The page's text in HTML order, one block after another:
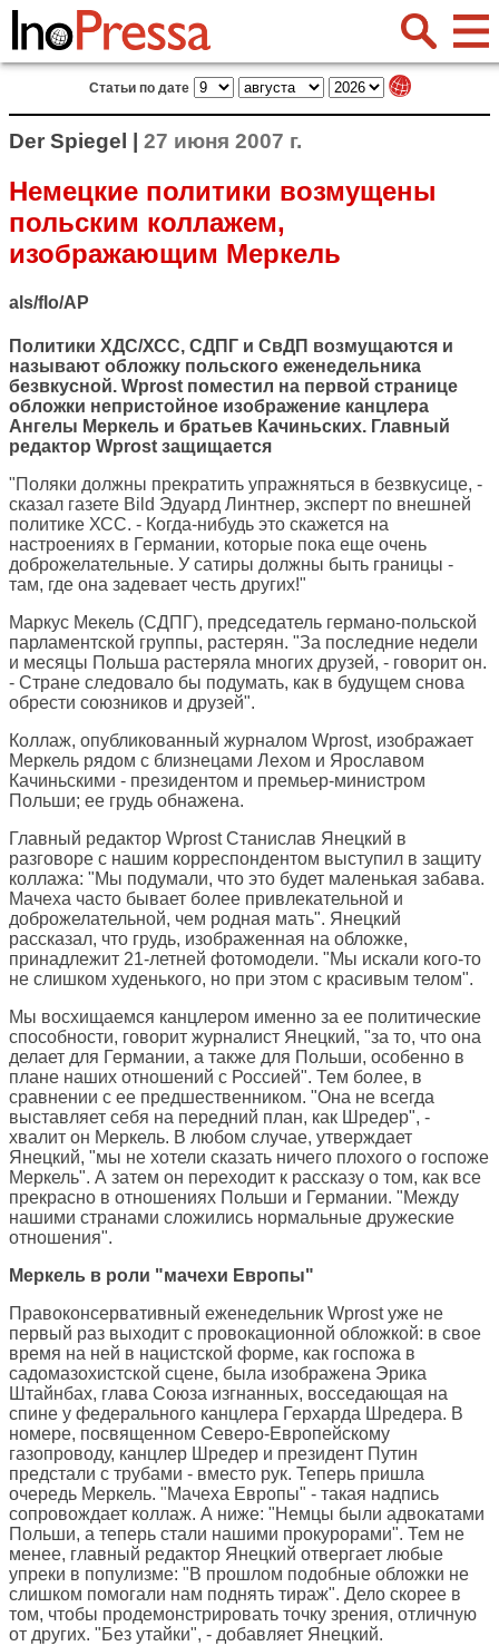
Статьи по дате
Der Spiegel | 27 июня 2007 г.
Немецкие политики возмущены
польским коллажем,
изображающим Меркель
als/flo/AP
Политики ХДС/ХСС, СДПГ и СвДП возмущаются и
называют обложку польского еженедельника
безвкусной. Wprost поместил на первой странице
обложки непристойное изображение канцлера
Ангелы Меркель и братьев Качиньских. Главный
редактор Wprost защищается
"Поляки должны прекратить упражняться в безвкусице, -
сказал газете Bild Эдуард Линтнер, эксперт по внешней
политике ХСС. - Когда-нибудь это скажется на
настроениях в Германии, которые пока еще очень
доброжелательные. У сатиры должны быть границы -
там, где она задевает честь других!"
Маркус Мекель (СДПГ), председатель германо-польской
парламентской группы, растерян. "За последние недели
и месяцы Польша растеряла многих друзей, - говорит он.
- Стране следовало бы подумать, как в будущем снова
обрести союзников и друзей".
Коллаж, опубликованный журналом Wprost, изображает
Меркель рядом с близнецами Лехом и Ярославом
Качиньскими - президентом и премьер-министром
Польши; ее грудь обнажена.
Главный редактор Wprost Станислав Янецкий в
разговоре с нашим корреспондентом выступил в защиту
коллажа: "Мы подумали, что это будет маленькая забава.
Мачеха часто бывает более привлекательной и
доброжелательной, чем родная мать". Янецкий
рассказал, что грудь, изображенная на обложке,
принадлежит 21-летней фотомодели. "Мы искали кого-то
не слишком худенького, но при этом с красивым телом".
Мы восхищаемся канцлером именно за ее политические
способности, говорит журналист Янецкий, "за то, что она
делает для Германии, а также для Польши, особенно в
плане наших отношений с Россией". Тем более, в
сравнении с ее предшественником. "Она не всегда
выставляет себя на передний план, как Шредер", -
хвалит он Меркель. В любом случае, утверждает
Янецкий, "мы не хотели сказать ничего плохого о госпоже
Меркель". А затем он переходит к рассказу о том, как все
прекрасно в отношениях Польши и Германии. "Между
нашими странами сложились нормальные дружеские
отношения".
Меркель в роли "мачехи Европы"
Правоконсервативный еженедельник Wprost уже не
первый раз выходит с провокационной обложкой: в свое
время на ней в нацистской форме, как госпожа в
садомазохистской сцене, была изображена Эрика
Штайнбах, глава Союза изгнанных, восседающая на
спине у федерального канцлера Герхарда Шредера. В
номере, посвященном Северо-Европейскому
газопроводу, канцлер Шредер и президент Путин
предстали с трубами - вместо рук. Теперь пришла
очередь Меркель. "Мачеха Европы" - такая надпись
сопровождает коллаж. А ниже: "Немцы были адвокатами
Польши, а теперь стали нашими прокурорами". Тем не
менее, главный редактор Янецкий отвергает любые
упреки в популизме: "В прошлом подобные обложки не
слишком помогали нам поднять тираж". Дело скорее в
том, чтобы продемонстрировать точку зрения, отличную
от других. "Без утайки", - добавляет Янецкий.